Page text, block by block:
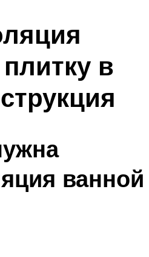
в
ванной